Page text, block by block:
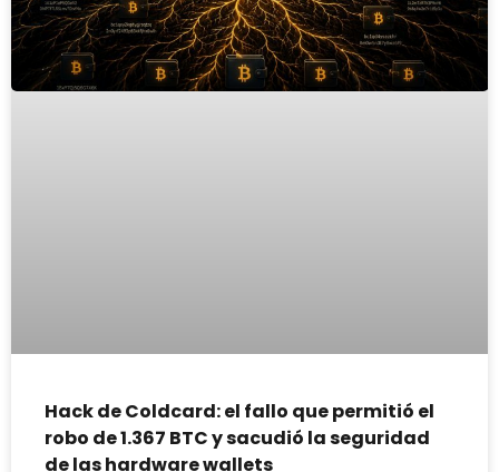
Hack de Coldcard: el fallo que permitió el
robo de 1.367 BTC y sacudió la seguridad
de las hardware wallets